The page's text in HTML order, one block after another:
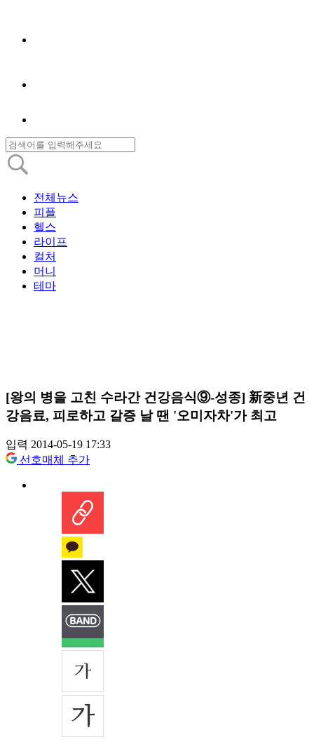
전체뉴스
피플
헬스
라이프
컬처
머니
테마
[왕의 병을 고친 수라간 건강음식⑨-성종] 新중년 건
강음료, 피로하고 갈증 날 땐 '오미자차'가 최고
입력 2014-05-19 17:33
선호매체 추가